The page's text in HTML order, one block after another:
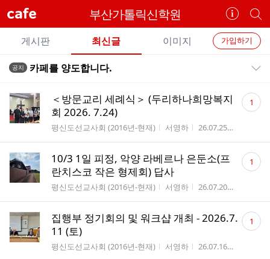
cafe 부산가톨릭신학원
카
페
정
보
개
별
카
페
검
카
페
메
가입하기
게시판 최신글 이미지
전
글
공지 카페를 양도합니다.
＜방문교리 세례식＞ (두리하나희망복지
회 2026. 7.24)
게시판명
평신도선교사회 (2016년-현재) 작성자
서영하 작성시간
26.07.25
댓
글 1
10/3 1일 피정, 악양 라베르나 은둔소(프
란치스코 작은 형제회) 답사
게시판명
평신도선교사회 (2016년-현재) 작성자
서영하 작성시간
26.07.20
댓
글 1
집행부 정기회의 및 워크샵 개최 - 2026.7.
11 (토)
게시판명
평신도선교사회 (2016년-현재) 작성자
서영하 작성시간
26.07.16
댓
글 1